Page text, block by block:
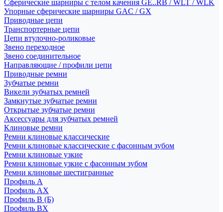
Сферические шарниры с телом качения GE..RB / WLT / WLK
Упорные сферические шарниры GAC / GX
Приводные цепи
Транспортерные цепи
Цепи втулочно-роликовые
Звено переходное
Звено соединительное
Направляющие / профили цепи
Приводные ремни
Зубчатые ремни
Викели зубчатых ремней
Замкнутые зубчатые ремни
Открытые зубчатые ремни
Аксессуары для зубчатых ремней
Клиновые ремни
Ремни клиновые классические
Ремни клиновые классические с фасонным зубом
Ремни клиновые узкие
Ремни клиновые узкие с фасонным зубом
Ремни клиновые шестигранные
Профиль A
Профиль AX
Профиль B (Б)
Профиль BX